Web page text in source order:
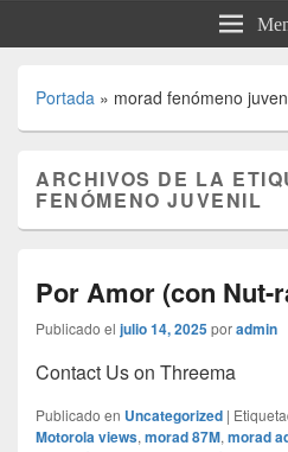
Portada » morad fenómeno
ARCHIVOS DE LA
FENÓMENO JUVENIL
Por Amor (con Nut-
Publicado el julio 14, 2025poradmin
Contact Us on Threema
Publicado en Uncategorized |
Motorola views, morad 87M, morad